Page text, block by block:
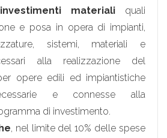
investimenti materiali quali
e posa in opera di impianti,
sistemi, materiali e
alla realizzazione del
opere edili ed impiantistiche
e connesse alla
di investimento.
, nel limite del 10% delle spese